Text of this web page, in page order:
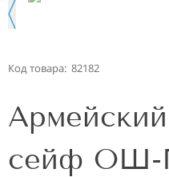
Код товара: 82182
сейф ОШ-